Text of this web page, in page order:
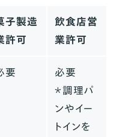
ンを重視
子製造
許可
飲食店営
業許可
要
必要
＊調理パ
ンやイー
トインを